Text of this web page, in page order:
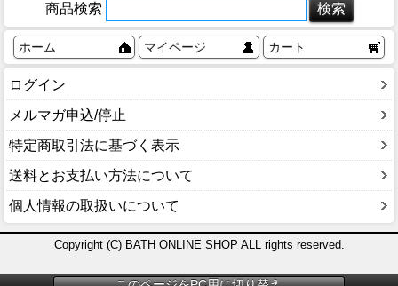
商品検索
ホーム マイページ カート
ログイン
メルマガ申込/停止
特定商取引法に基づく表示
送料とお支払い方法について
個人情報の取扱いについて
Copyright (C) BATH ONLINE SHOP ALL rights reserved.